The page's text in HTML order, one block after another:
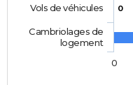
0
Vols de véhicules
Cambriolages de
logement
0